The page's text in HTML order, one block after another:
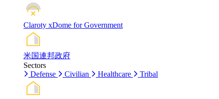
Claroty xDome for Government
米国連邦政府
Sectors
Defense
Civilian Healthcare Tribal